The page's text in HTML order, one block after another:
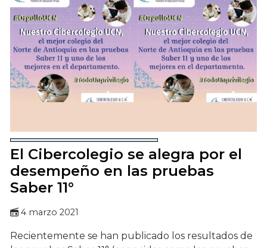
El Cibercolegio se alegra por el
desempeño en las pruebas
Saber 11°
4 marzo 2021
Recientemente se han publicado los resultados de